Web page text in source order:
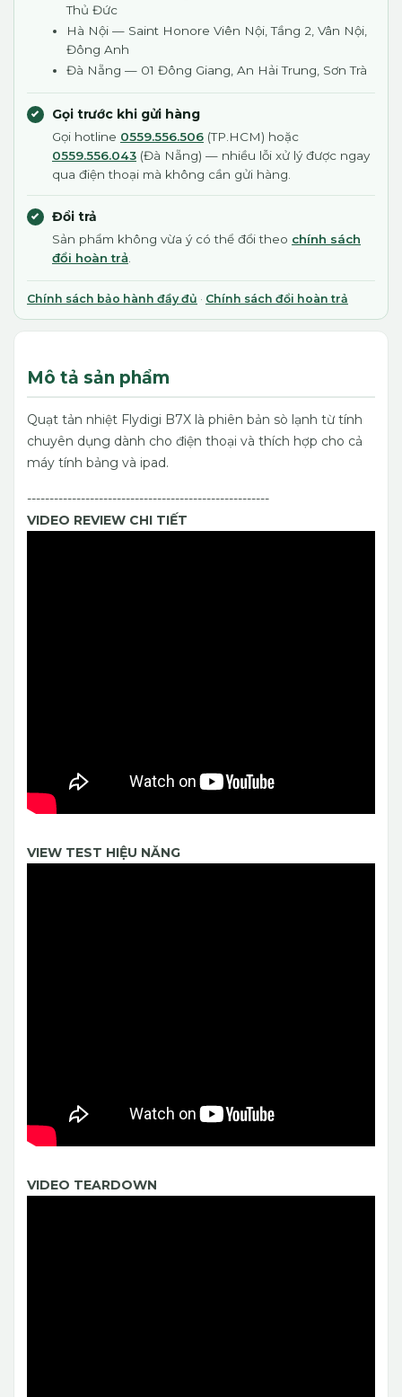
Thủ Đức
Hà Nội — Saint Honore Viên Nội, Tầng 2, Vân Nội,
Đông Anh
Đà Nẵng — 01 Đông Giang, An Hải Trung, Sơn Trà
Gọi trước khi gửi hàng
Gọi hotline 0559.556.506 (TP.HCM) hoặc
0559.556.043 (Đà Nẵng) — nhiều lỗi xử lý được ngay
qua điện thoại mà không cần gửi hàng.
Đổi trả
Sản phẩm không vừa ý có thể đổi theo chính sách
đổi hoàn trả
Chính sách bảo hành đầy đủ · Chính sách đổi hoàn trả
Mô tả sản phẩm
Quạt tản nhiệt Flydigi B7X là phiên bản sò lạnh từ tính
chuyên dụng dành cho điện thoại và thích hợp cho cả
máy tính bảng và ipad.
------------------------------------------------------
VIDEO REVIEW CHI TIẾT
VIEW TEST HIỆU NĂNG
VIDEO TEARDOWN